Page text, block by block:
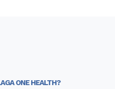
ONE HEALTH?